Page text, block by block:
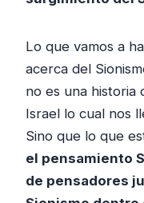
Lo que vamos a
acerca del
no es una historia
Israel lo cual nos
Sino que lo que
el pensamiento
de pensadores